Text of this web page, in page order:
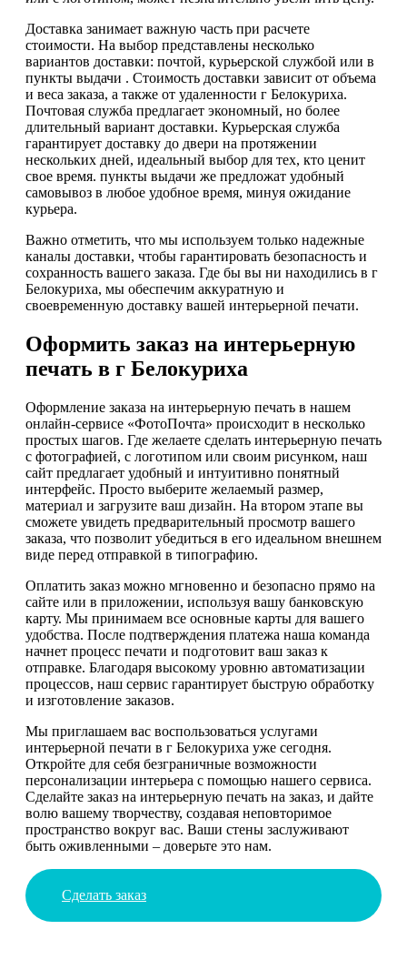
Доставка занимает важную часть при расчете
стоимости. На выбор представлены несколько
вариантов доставки: почтой, курьерской службой или в
пункты выдачи . Стоимость доставки зависит от объема
и веса заказа, а также от удаленности г Белокуриха.
Почтовая служба предлагает экономный, но более
длительный вариант доставки. Курьерская служба
гарантирует доставку до двери на протяжении
нескольких дней, идеальный выбор для тех, кто ценит
свое время. пункты выдачи же предложат удобный
самовывоз в любое удобное время, минуя ожидание
курьера.
Важно отметить, что мы используем только надежные
каналы доставки, чтобы гарантировать безопасность и
сохранность вашего заказа. Где бы вы ни находились в г
Белокуриха, мы обеспечим аккуратную и
своевременную доставку вашей интерьерной печати.
Оформить заказ на интерьерную
печать в г Белокуриха
Оформление заказа на интерьерную печать в нашем
онлайн-сервисе «ФотоПочта» происходит в несколько
простых шагов. Где желаете сделать интерьерную печать
с фотографией, с логотипом или своим рисунком, наш
сайт предлагает удобный и интуитивно понятный
интерфейс. Просто выберите желаемый размер,
материал и загрузите ваш дизайн. На втором этапе вы
сможете увидеть предварительный просмотр вашего
заказа, что позволит убедиться в его идеальном внешнем
виде перед отправкой в типографию.
Оплатить заказ можно мгновенно и безопасно прямо на
сайте или в приложении, используя вашу банковскую
карту. Мы принимаем все основные карты для вашего
удобства. После подтверждения платежа наша команда
начнет процесс печати и подготовит ваш заказ к
отправке. Благодаря высокому уровню автоматизации
процессов, наш сервис гарантирует быструю обработку
и изготовление заказов.
Мы приглашаем вас воспользоваться услугами
интерьерной печати в г Белокуриха уже сегодня.
Откройте для себя безграничные возможности
персонализации интерьера с помощью нашего сервиса.
Сделайте заказ на интерьерную печать на заказ, и дайте
волю вашему творчеству, создавая неповторимое
пространство вокруг вас. Ваши стены заслуживают
быть оживленными – доверьте это нам.
Сделать заказ